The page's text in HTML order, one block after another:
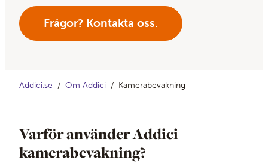
Frågor? Kontakta oss.
Addici.se Om Addici Kamerabevakning
Varför använder Addici
kamerabevakning?